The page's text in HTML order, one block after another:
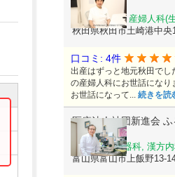
田
産科, 婦人科, 産婦人科(
秋田県秋田市土崎港中央
口コミ: 4件
出産はずっと地元秋田でし
の産婦人科にお世話になり
お世話になって... 続きを読
医療法人社団新進会 ふ
ニック
皮膚科, 泌尿器科, 漢方
富山県富山市上飯野13-